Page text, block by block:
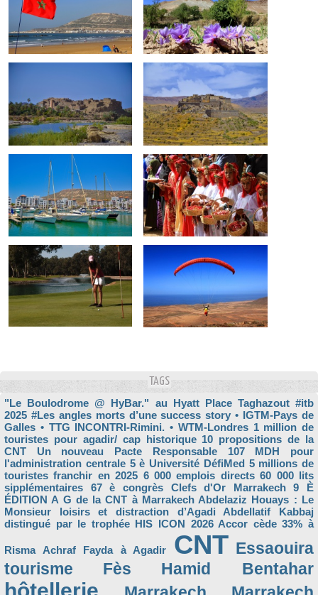
TAGS
"Le Boulodrome @ HyBar." au Hyatt Place Taghazout #itb
2025 #Les angles morts d’une success story • IGTM-Pays de
Galles • TTG INCONTRI-Rimini. • WTM-Londres 1 million de
touristes pour agadir/ cap historique 10 propositions de la
CNT Un nouveau Pacte Responsable
107 MDH pour
l'administration centrale 5 è Université DéfiMed 5 millions de
touristes franchir en 2025 6 000 emplois directs 60 000 lits
sipplémentaires
67 è congrès Clefs d'Or Marrakech
9 È
ÉDITION A G de la CNT à Marrakech Abdelaziz Houays : Le
Monsieur loisirs et distraction d’Agadi
Abdellatif Kabbaj
distingué par le trophée HIS ICON 2026 Accor cède 33% à
Risma Achraf Fayda à Agadir CNT Essaouira
tourisme
Fès Hamid Bentahar